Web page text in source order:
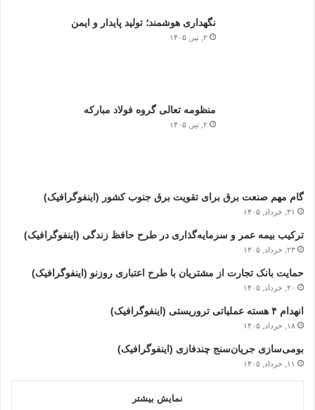
نگهداری هوشمند؛ تولید پایدار و ایمن
۲, تیر, ۱۴۰۵
منظومه تعالی گروه فولاد مبارکه
۲, تیر, ۱۴۰۵
گام مهم صنعت برق برای تقویت برق جنوب کشور (اینفوگرافیک)
۳۱, خرداد, ۱۴۰۵
ترکیب بیمه عمر و سرمایه‌گذاری در طرح حافظ زندگی (اینفوگرافیک)
۲۳, خرداد, ۱۴۰۵
حمایت بانک تجارت از مشتریان با طرح اعتباری روزنو (اینفوگرافیک)
۲۰, خرداد, ۱۴۰۵
انهدام ۴ هسته عملیاتی تروریستی (اینفوگرافیک)
۱۸, خرداد, ۱۴۰۵
بومی‌سازی جریان‌سنج چندفازی (اینفوگرافیک)
۱۱, خرداد, ۱۴۰۵
نمایش بیشتر